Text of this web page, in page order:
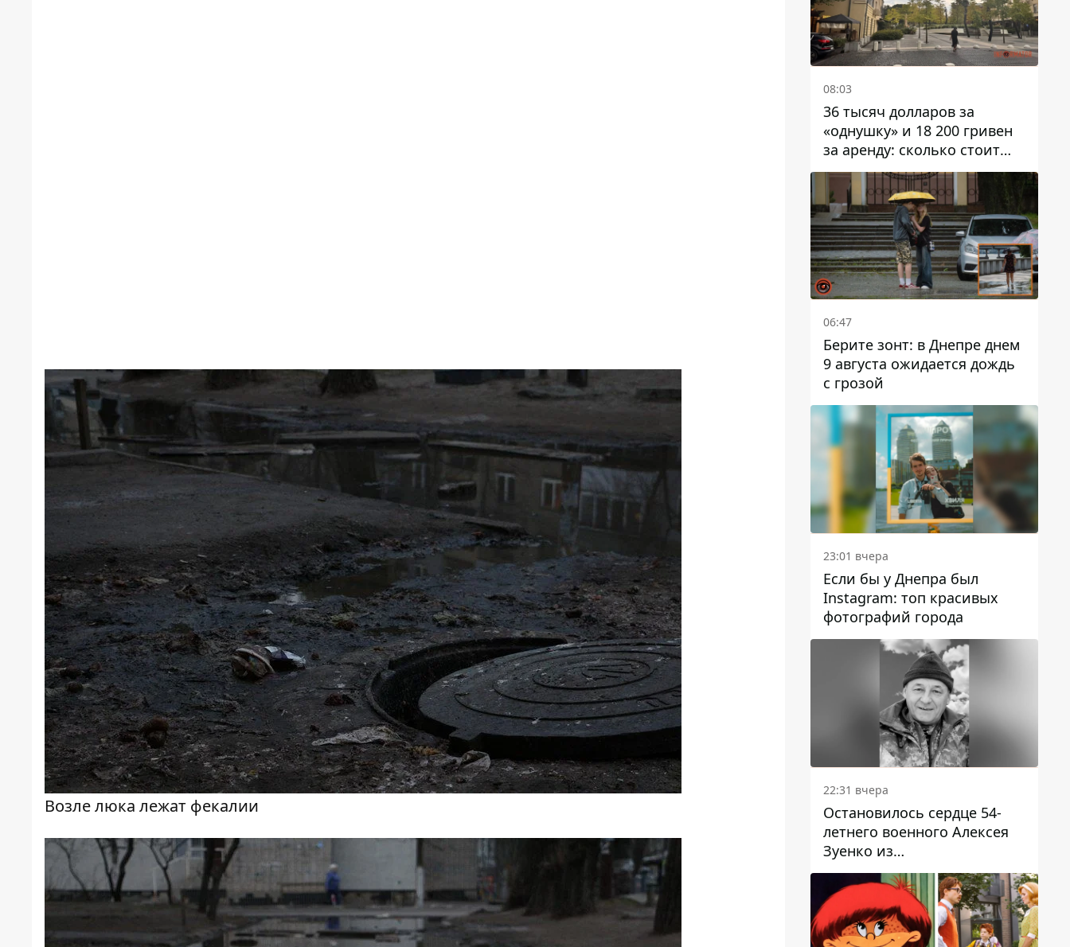
Возле люка лежат фекалии
08:03
36 тысяч долларов за
«однушку» и 18 200 гривен
за аренду: сколько стоит
жилье в Днепропетровской
области
06:47
Берите зонт: в Днепре днем ​​
9 августа ожидается дождь
с грозой
23:01 вчера
Если бы у Днепра был
Instagram: топ красивых
фотографий города
22:31 вчера
Остановилось сердце 54-
летнего военного Алексея
Зуенко из
Днепропетровской области